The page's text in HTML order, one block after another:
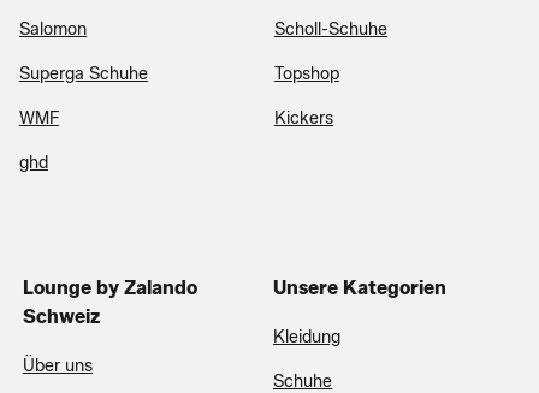
Salomon Scholl-Schuhe
Superga Schuhe Topshop
WMF Kickers
ghd
Lounge by Zalando
Schweiz
Über uns
Unsere Kategorien
Kleidung
Schuhe